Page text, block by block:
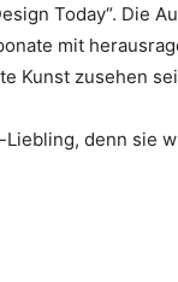
Today“. Die
mit
Kunst zusehen
denn sie